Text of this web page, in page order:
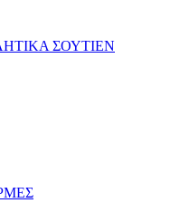
ΣΟΥΤΙΕΝ